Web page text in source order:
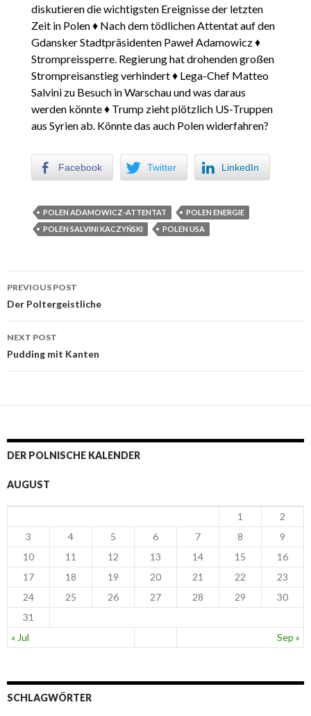
diskutieren die wichtigsten Ereignisse der letzten
Zeit in Polen ♦ Nach dem tödlichen Attentat auf den
Gdansker Stadtpräsidenten Paweł Adamowicz ♦
Strompreissperre. Regierung hat drohenden großen
Strompreisanstieg verhindert ♦ Lega-Chef Matteo
Salvini zu Besuch in Warschau und was daraus
werden könnte ♦ Trump zieht plötzlich US-Truppen
aus Syrien ab. Könnte das auch Polen widerfahren?
Facebook Twitter LinkedIn
POLEN ADAMOWICZ-ATTENTAT
POLEN ENERGIE
POLEN SALVINI KACZYŃSKI
POLEN USA
Post navigation
PREVIOUS POST
Der Poltergeistliche
NEXT POST
Pudding mit Kanten
DER POLNISCHE KALENDER
AUGUST
« Jul Sep »
1
2
3
4 5 6 7 8
9
10
11 12 13 14 15
16
17
18 19 20 21 22
23
24
25 26 27 28 29
30
31
SCHLAGWÖRTER